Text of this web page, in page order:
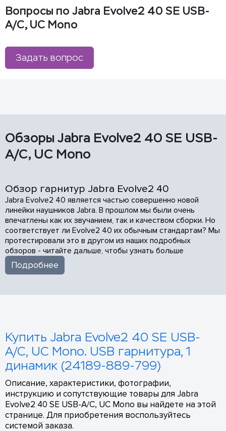
Вопросы по Jabra Evolve2 40 SE USB-
A/C, UC Mono
Задать вопрос
Обзоры Jabra Evolve2 40 SE USB-
A/C, UC Mono
Обзор гарнитур Jabra Evolve2 40
Jabra Evolve2 40 является частью совершенно новой
линейки наушников Jabra. В прошлом мы были очень
впечатлены как их звучанием, так и качеством сборки. Но
соответствует ли Evolve2 40 их обычным стандартам? Мы
протестировали это в другом из наших подробных
обзоров - читайте дальше, чтобы узнать больше
Подробнее
Купить Jabra Evolve2 40 SE USB-
A/C, UC Mono. USB гарнитура, 1
динамик (24189-889-799)
Описание, характеристики, фотографии,
инструкцию и сопутствующие товары для Jabra
Evolve2 40 SE USB-A/C, UC Mono вы найдете на этой
странице. Для приобретения воспользуйтесь
системой заказа.